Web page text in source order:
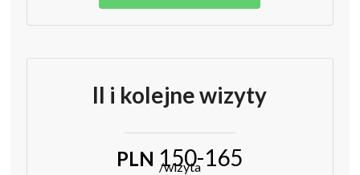
II i kolejne wizyty
PLN 150-165
/wizyta